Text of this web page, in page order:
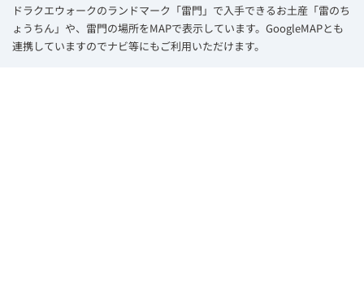
ドラクエウォークのランドマーク「雷門」で入手できるお土産「雷のち
ょうちん」や、雷門の場所をMAPで表示しています。GoogleMAPとも
連携していますのでナビ等にもご利用いただけます。